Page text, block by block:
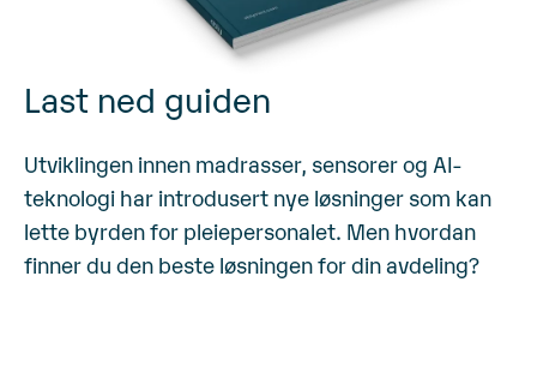
Last ned guiden
Utviklingen innen madrasser, sensorer og AI-
teknologi har introdusert nye løsninger som kan
lette byrden for pleiepersonalet. Men hvordan
finner du den beste løsningen for din avdeling?